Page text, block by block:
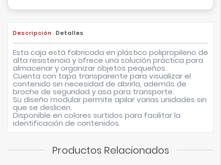
Descripción Detalles
Esta caja está fabricada en plástico polipropileno de
alta resistencia y ofrece una solución práctica para
almacenar y organizar objetos pequeños.
Cuenta con tapa transparente para visualizar el
contenido sin necesidad de abrirla, además de
broche de seguridad y asa para transporte.
Su diseño modular permite apilar varias unidades sin
que se deslicen.
Disponible en colores surtidos para facilitar la
identificación de contenidos.
Productos Relacionados